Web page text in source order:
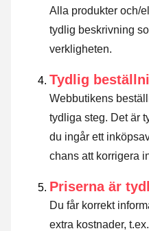
Alla produkter och/
tydlig beskrivning
verkligheten.
Tydlig
Webbutikens
tydliga steg. Det är
du ingår ett
chans att korrigera
Priserna är
Du får korrekt
extra kostnader,